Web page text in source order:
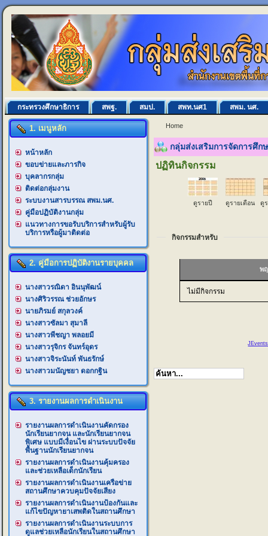
กระทรวงศึกษาธิการ สพฐ. สมป. สพท.นศ1 สพม. นศ.
1. เมนูหลัก
หน้าหลัก
ขอบข่ายและภารกิจ
บุคลากรกลุ่ม
ติดต่อกลุ่มงาน
ระบบงานสารบรรณ สพม.นศ.
คู่มือปฏิบัติงานกลุ่ม
แนวทางการขอรับบริการสำหรับผู้รับ
บริการหรือผู้มาติดต่อ
2. คู่มือการปฏิบัติงานรายบุคคล
นางสาวรณิดา อินนุพัฒน์
นางศิริวรรณ ช่วยอักษร
นายภิรมย์ สกุลวงค์
นางสาวซัลมา สุมาลี
นางสาวพีชญา พลอยมี
นางสาวรุจิกร จันทร์อุดร
นางสาวจิระนันท์ พันธรักษ์
นางสาวมนัญชยา ดอกกฐิน
3. รายงานผลการดำเนินงาน
รายงานผลการดำเนินงานคัดกรอง
นักเรียนยากจน และนักเรียนยากจน
พิเศษ แบบมีเงื่อนไข ผ่านระบบปัจจัย
พื้นฐานนักเรียนยากจน
รายงานผลการดำเนินงานคุ้มครอง
และช่วยเหลือเด็กนักเรียน
รายงานผลการดำเนินงานเครือข่าย
สถานศึกษาควบคุมปัจจัยเสียง
รายงานผลการดำเนินงานป้องกันและ
แก้ไขปัญหายาเสพติดในสถานศึกษา
รายงานผลการดำเนินงานระบบการ
ดูแลช่วยเหลือนักเรียนในสถานศึกษา
Home
กลุ่มส่งเสริมการจัดการศึก
ปฏิทินกิจกรรม
ดูรายปี ดูรายเดือน ดู
กิจกรรมสำหรับ
พ
ไม่มีกิจกรรม